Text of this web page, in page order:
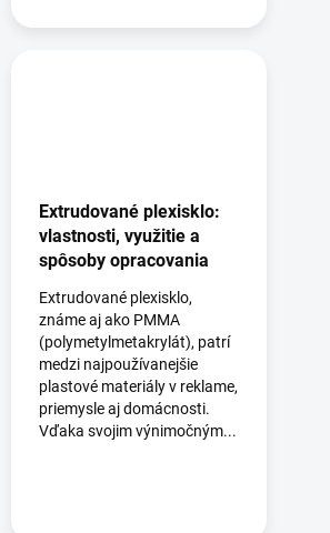
Extrudované plexisklo:
vlastnosti, využitie a
spôsoby opracovania
Extrudované plexisklo,
známe aj ako PMMA
(polymetylmetakrylát), patrí
medzi najpoužívanejšie
plastové materiály v reklame,
priemysle aj domácnosti.
Vďaka svojim výnimočným...